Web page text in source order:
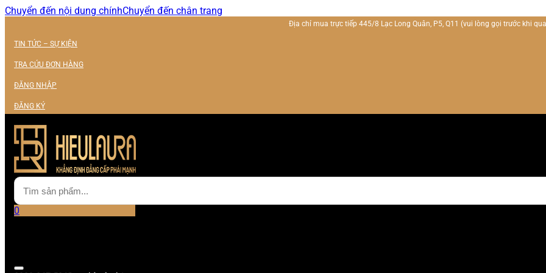
Chuyển đến nội dung chínhChuyển đến chân trang
Địa chỉ mua trực tiếp 445/8 Lạc Long Quân, P5, Q11 (vui lòng gọi trước khi
TIN TỨC – SỰ KIỆN
TRA CỨU ĐƠN HÀNG
ĐĂNG NHẬP
ĐĂNG KÝ
0